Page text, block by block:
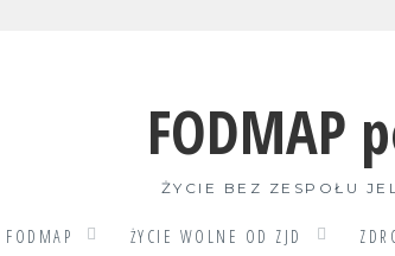
FODMAP
ŻYCIE BEZ ZESPOŁU
ŻYCIE WOLNE OD ZJD